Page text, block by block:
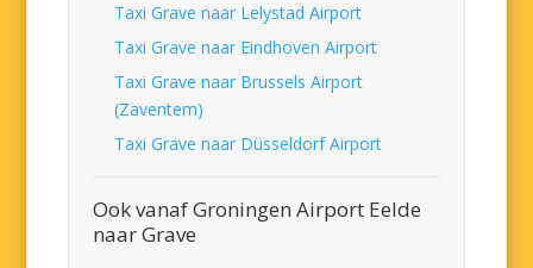
Taxi Grave naar Lelystad Airport
Taxi Grave naar Eindhoven Airport
Taxi Grave naar Brussels Airport
(Zaventem)
Taxi Grave naar Düsseldorf Airport
Ook vanaf Groningen Airport Eelde
naar Grave